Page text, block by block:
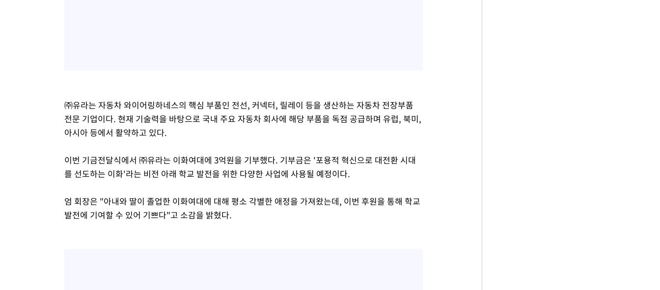
㈜유라는 자동차 와이어링하네스의 핵심 부품인 전선, 커넥터, 릴레이 등을 생산하는 자동차 전장부품
전문 기업이다. 현재 기술력을 바탕으로 국내 주요 자동차 회사에 해당 부품을 독점 공급하며 유럽, 북미,
아시아 등에서 활약하고 있다.
이번 기금전달식에서 ㈜유라는 이화여대에 3억원을 기부했다. 기부금은 '포용적 혁신으로 대전환 시대
를 선도하는 이화'라는 비전 아래 학교 발전을 위한 다양한 사업에 사용될 예정이다.
엄 회장은 "아내와 딸이 졸업한 이화여대에 대해 평소 각별한 애정을 가져왔는데, 이번 후원을 통해 학교
발전에 기여할 수 있어 기쁘다"고 소감을 밝혔다.